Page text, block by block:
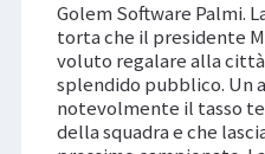
Golem Software Palmi.
torta che il presidente
voluto regalare alla città
splendido pubblico. Un
notevolmente il tasso
della squadra e che